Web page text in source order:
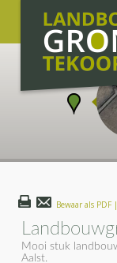
Bewaar als
Mooi stuk
Aalst.